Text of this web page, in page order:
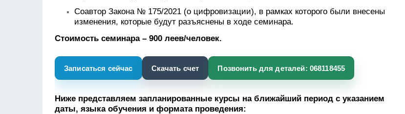
Соавтор Закона № 175/2021 (о цифровизации), в рамках которого были внесены
изменения, которые будут разъяснены в ходе семинара.
Стоимость семинара – 900 леев/человек.
Записаться сейчас Скачать счет Позвонить для деталей: 068118455
Ниже представляем запланированные курсы на ближайший период с указанием
даты, языка обучения и формата проведения: